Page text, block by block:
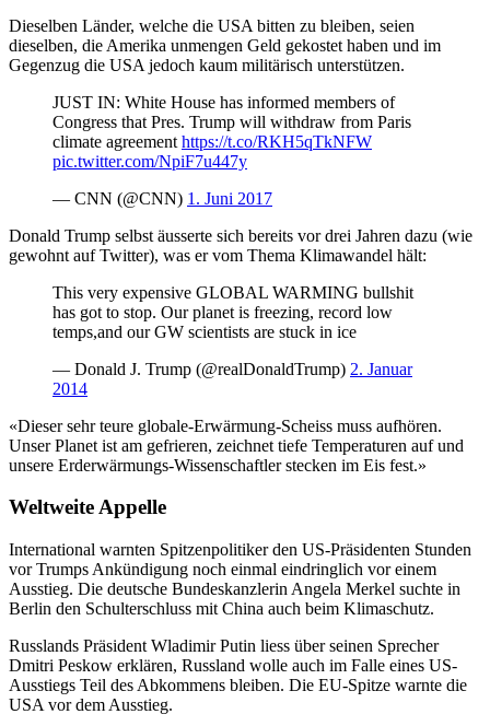
Dieselben Länder, welche die USA bitten zu bleiben, seien
dieselben, die Amerika unmengen Geld gekostet haben und im
Gegenzug die USA jedoch kaum militärisch unterstützen.
JUST IN: White House has informed members of
Congress that Pres. Trump will withdraw from Paris
climate agreement https://t.co/RKH5qTkNFW
pic.twitter.com/NpiF7u447y
— CNN (@CNN) 1. Juni 2017
Donald Trump selbst äusserte sich bereits vor drei Jahren dazu (wie
gewohnt auf Twitter), was er vom Thema Klimawandel hält:
This very expensive GLOBAL WARMING bullshit
has got to stop. Our planet is freezing, record low
temps,and our GW scientists are stuck in ice
— Donald J. Trump (@realDonaldTrump) 2. Januar
2014
«Dieser sehr teure globale-Erwärmung-Scheiss muss aufhören.
Unser Planet ist am gefrieren, zeichnet tiefe Temperaturen auf und
unsere Erderwärmungs-Wissenschaftler stecken im Eis fest.»
Weltweite Appelle
International warnten Spitzenpolitiker den US-Präsidenten Stunden
vor Trumps Ankündigung noch einmal eindringlich vor einem
Ausstieg. Die deutsche Bundeskanzlerin Angela Merkel suchte in
Berlin den Schulterschluss mit China auch beim Klimaschutz.
Russlands Präsident Wladimir Putin liess über seinen Sprecher
Dmitri Peskow erklären, Russland wolle auch im Falle eines US-
Ausstiegs Teil des Abkommens bleiben. Die EU-Spitze warnte die
USA vor dem Ausstieg.